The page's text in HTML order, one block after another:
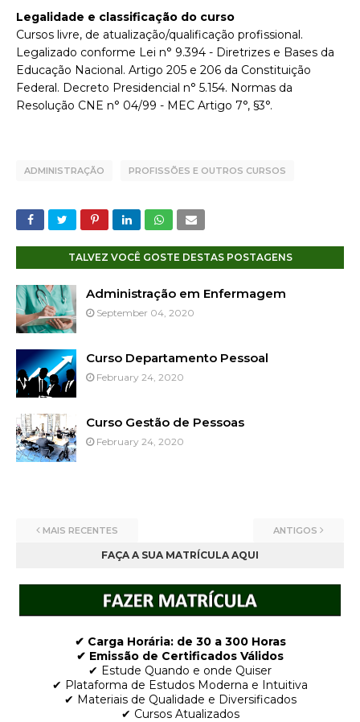
Legalidade e classificação do curso
Cursos livre, de atualização/qualificação profissional.
Legalizado conforme Lei n° 9.394 - Diretrizes e Bases da
Educação Nacional. Artigo 205 e 206 da Constituição
Federal. Decreto Presidencial n° 5.154. Normas da
Resolução CNE n° 04/99 - MEC Artigo 7°, §3°.
ADMINISTRAÇÃO PROFISSÕES E OUTROS CURSOS
TALVEZ VOCÊ GOSTE DESTAS POSTAGENS
Administração em Enfermagem
September 04, 2020
Curso Departamento Pessoal
February 24, 2020
Curso Gestão de Pessoas
February 24, 2020
MAIS RECENTES ANTIGOS
FAÇA A SUA MATRÍCULA AQUI
✔ Carga Horária: de 30 a 300 Horas
✔ Emissão de Certificados Válidos
✔ Estude Quando e onde Quiser
✔ Plataforma de Estudos Moderna e Intuitiva
✔ Materiais de Qualidade e Diversificados
✔ Cursos Atualizados